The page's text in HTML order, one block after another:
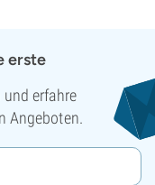
erste
erfahre
Angeboten.